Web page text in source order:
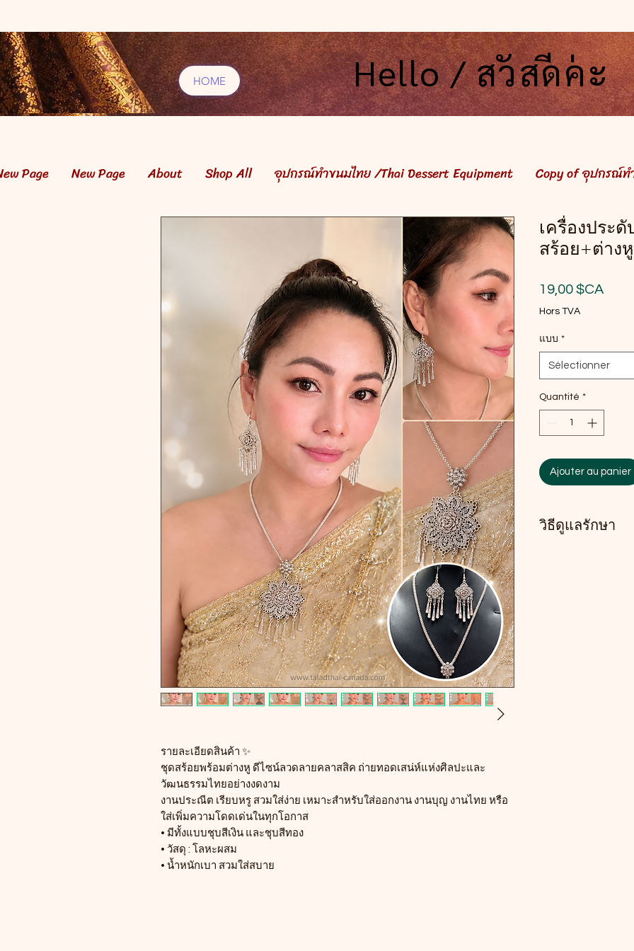
HOME Hello / สวัสดีค่ะ
Hello / สวัสดีค่ะ
Page New Page About Shop All อุปกรณ์ทำขนมไทย /Thai Dessert Equipment Copy of อุปกรณ์ท
รายละเอียดสินค้า ✨
ชุดสร้อยพร้อมต่างหู ดีไซน์ลวดลายคลาสสิค ถ่ายทอดเสน่ห์แห่งศิลปะและ
วัฒนธรรมไทยอย่างงดงาม
งานประณีต เรียบหรู สวมใส่ง่าย เหมาะสำหรับใส่ออกงาน งานบุญ งานไทย หรือ
ใส่เพิ่มความโดดเด่นในทุกโอกาส
• มีทั้งแบบชุบสีเงิน และชุบสีทอง
• วัสดุ : โลหะผสม
• น้ำหนักเบา สวมใส่สบาย
เครื่องประ
สร้อย+ต่างหู
19,00 $CAPrix
Hors TVA
แบบ *
Sélectionner
Quantité *
Ajouter au panier
วิธีดูแลรักษา